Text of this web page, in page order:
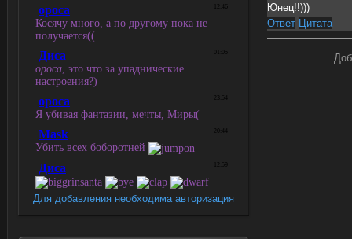
Юнец!!)))
Ответ Цитата
Для добавления необходима авторизация